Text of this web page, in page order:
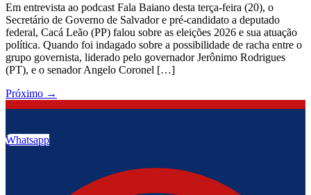
Em entrevista ao podcast Fala Baiano desta terça-feira (20), o
Secretário de Governo de Salvador e pré-candidato a deputado
federal, Cacá Leão (PP) falou sobre as eleições 2026 e sua atuação
política. Quando foi indagado sobre a possibilidade de racha entre o
grupo governista, liderado pelo governador Jerônimo Rodrigues
(PT), e o senador Angelo Coronel […]
Próximo →
Whatsapp